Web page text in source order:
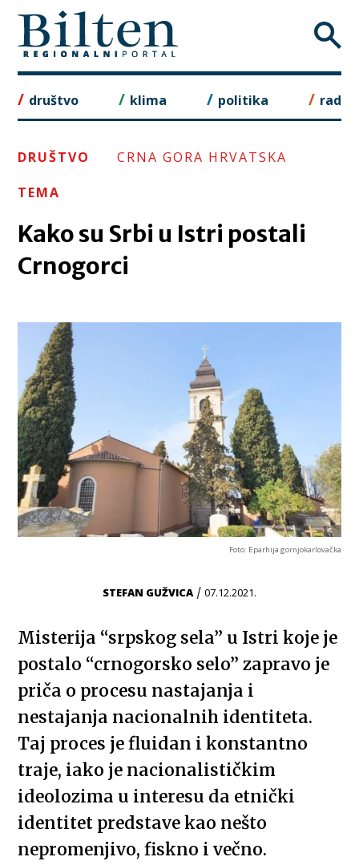
to
content
društvo klima politika rad
DRUŠTVO
CRNA GORA HRVATSKA
TEMA
Kako su Srbi u Istri postali
Crnogorci
Foto: Eparhija gornjokarlovačka
STEFAN GUŽVICA / 07.12.2021.
Misterija “srpskog sela” u Istri koje je
postalo “crnogorsko selo” zapravo je
priča o procesu nastajanja i
nestajanja nacionalnih identiteta.
Taj proces je fluidan i konstantno
traje, iako je nacionalističkim
ideolozima u interesu da etnički
identitet predstave kao nešto
nepromenjivo, fiskno i večno.